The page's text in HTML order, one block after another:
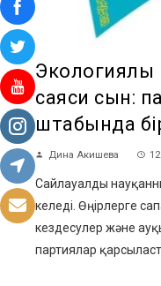
саяси сын:
штабында
Дина Акишева
Сайлауалды
келеді. Өңірлерге
кездесулер және
партиялар